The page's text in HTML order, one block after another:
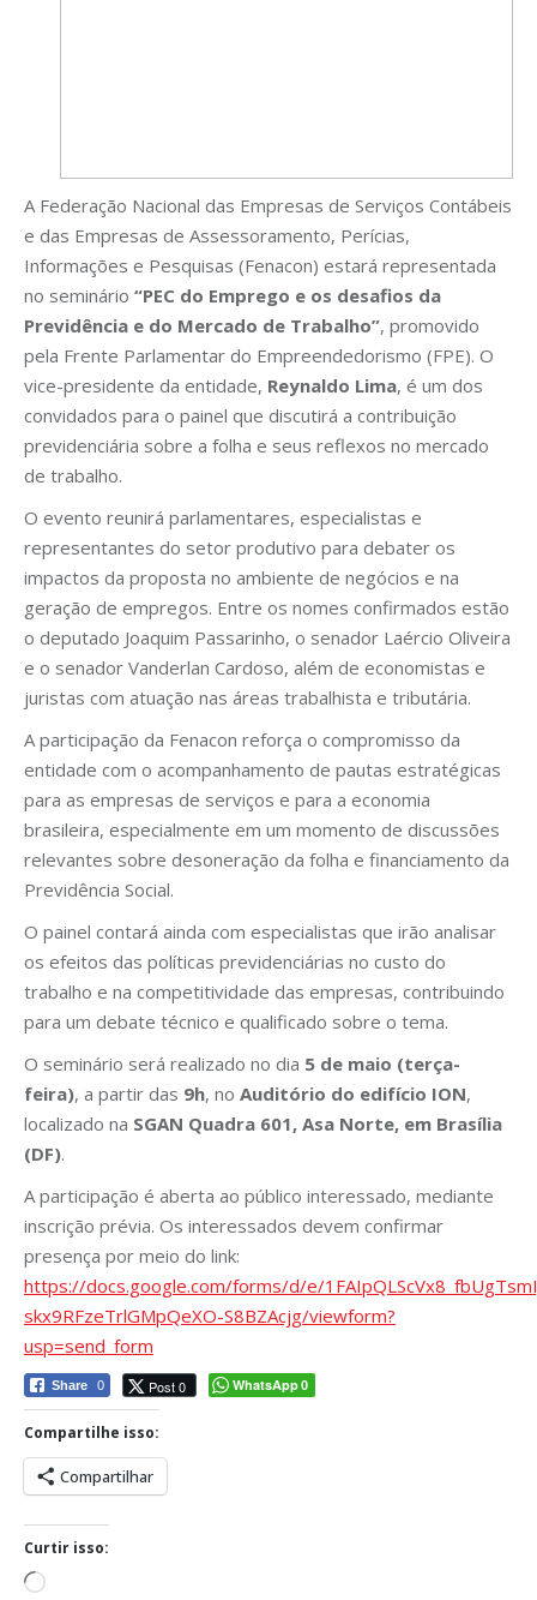
A Federação Nacional das Empresas de Serviços Contábeis
e das Empresas de Assessoramento, Perícias,
Informações e Pesquisas (Fenacon) estará representada
no seminário “PEC do Emprego e os desafios da
Previdência e do Mercado de Trabalho”, promovido
pela Frente Parlamentar do Empreendedorismo (FPE). O
vice-presidente da entidade, Reynaldo Lima, é um dos
convidados para o painel que discutirá a contribuição
previdenciária sobre a folha e seus reflexos no mercado
de trabalho.
O evento reunirá parlamentares, especialistas e
representantes do setor produtivo para debater os
impactos da proposta no ambiente de negócios e na
geração de empregos. Entre os nomes confirmados estão
o deputado Joaquim Passarinho, o senador Laércio Oliveira
e o senador Vanderlan Cardoso, além de economistas e
juristas com atuação nas áreas trabalhista e tributária.
A participação da Fenacon reforça o compromisso da
entidade com o acompanhamento de pautas estratégicas
para as empresas de serviços e para a economia
brasileira, especialmente em um momento de discussões
relevantes sobre desoneração da folha e financiamento da
Previdência Social.
O painel contará ainda com especialistas que irão analisar
os efeitos das políticas previdenciárias no custo do
trabalho e na competitividade das empresas, contribuindo
para um debate técnico e qualificado sobre o tema.
O seminário será realizado no dia 5 de maio (terça-
feira), a partir das 9h, no Auditório do edifício ION,
localizado na SGAN Quadra 601, Asa Norte, em Brasília
(DF).
A participação é aberta ao público interessado, mediante
inscrição prévia. Os interessados devem confirmar
presença por meio do link:
https://docs.google.com/forms/d/e/
skx9RFzeTrlGMpQeXO-S8BZAcjg/viewform?
usp=send_form
Share 0 Post 0 WhatsApp0
Compartilhe isso:
Compartilhar
Curtir isso:
Carregando...